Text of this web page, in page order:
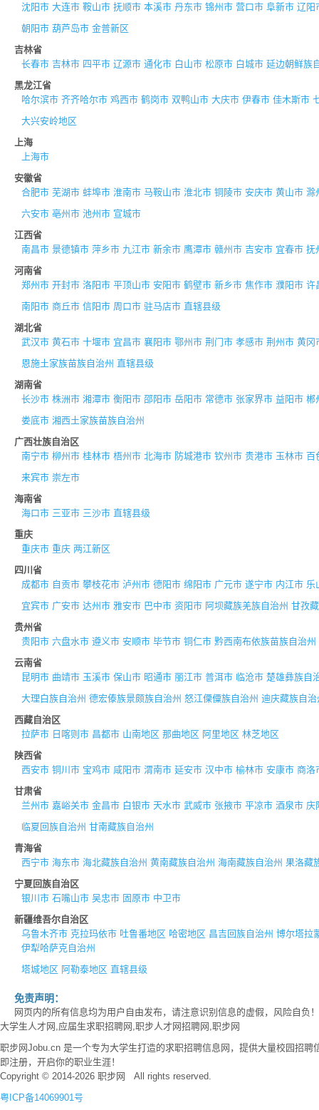
沈阳市 大连市 鞍山市 抚顺市 本溪市 丹东市 锦州市 营口市 阜新市 辽阳
朝阳市 葫芦岛市 金普新区
吉林省
长春市 吉林市 四平市 辽源市 通化市 白山市 松原市 白城市 延边朝鲜族
黑龙江省
哈尔滨市 齐齐哈尔市 鸡西市 鹤岗市 双鸭山市 大庆市 伊春市 佳木斯市
大兴安岭地区
上海
上海市
安徽省
合肥市 芜湖市 蚌埠市 淮南市 马鞍山市 淮北市 铜陵市 安庆市 黄山市 滁
六安市 亳州市 池州市 宣城市
江西省
南昌市 景德镇市 萍乡市 九江市 新余市 鹰潭市 赣州市 吉安市 宜春市 抚
河南省
郑州市 开封市 洛阳市 平顶山市 安阳市 鹤壁市 新乡市 焦作市 濮阳市 许
南阳市 商丘市 信阳市 周口市 驻马店市 直辖县级
湖北省
武汉市 黄石市 十堰市 宜昌市 襄阳市 鄂州市 荆门市 孝感市 荆州市 黄冈
恩施土家族苗族自治州 直辖县级
湖南省
长沙市 株洲市 湘潭市 衡阳市 邵阳市 岳阳市 常德市 张家界市 益阳市 郴
娄底市 湘西土家族苗族自治州
广西壮族自治区
南宁市 柳州市 桂林市 梧州市 北海市 防城港市 钦州市 贵港市 玉林市 百
来宾市 崇左市
海南省
海口市 三亚市 三沙市 直辖县级
重庆
重庆市 重庆 两江新区
四川省
成都市 自贡市 攀枝花市 泸州市 德阳市 绵阳市 广元市 遂宁市 内江市 乐
宜宾市 广安市 达州市 雅安市 巴中市 资阳市 阿坝藏族羌族自治州 甘孜
贵州省
贵阳市 六盘水市 遵义市 安顺市 毕节市 铜仁市 黔西南布依族苗族自治州
云南省
昆明市 曲靖市 玉溪市 保山市 昭通市 丽江市 普洱市 临沧市 楚雄彝族自
大理白族自治州 德宏傣族景颇族自治州 怒江傈僳族自治州 迪庆藏族自治
西藏自治区
拉萨市 日喀则市 昌都市 山南地区 那曲地区 阿里地区 林芝地区
陕西省
西安市 铜川市 宝鸡市 咸阳市 渭南市 延安市 汉中市 榆林市 安康市 商洛
甘肃省
兰州市 嘉峪关市 金昌市 白银市 天水市 武威市 张掖市 平凉市 酒泉市 庆
临夏回族自治州 甘南藏族自治州
青海省
西宁市 海东市 海北藏族自治州 黄南藏族自治州 海南藏族自治州 果洛藏
宁夏回族自治区
银川市 石嘴山市 吴忠市 固原市 中卫市
新疆维吾尔自治区
乌鲁木齐市 克拉玛依市 吐鲁番地区 哈密地区 昌吉回族自治州 博尔塔拉
伊犁哈萨克自治州
塔城地区 阿勒泰地区 直辖县级
免责声明：
网页内的所有信息均为用户自由发布，请注意识别信息的虚假，风险自
大学生人才网,应届生求职招聘网,职步人才网招聘网,职步网
职步网Jobu.cn 是一个专为大学生打造的求职招聘信息网，提供大量校园招
即注册，开启你的职业生涯！
Copyright © 2014-2026 职步网 All rights reserved.
粤ICP备14069901号